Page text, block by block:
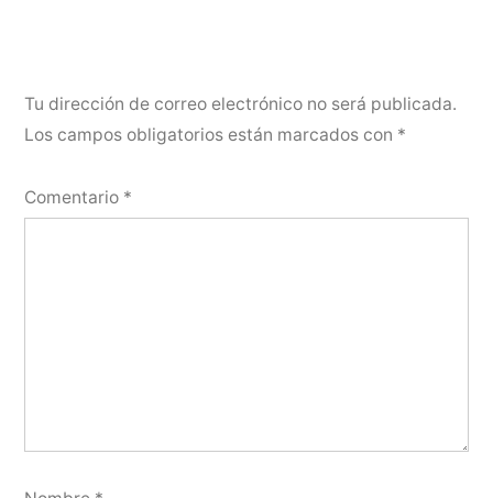
Tu dirección de correo electrónico no será publicada.
Los campos obligatorios están marcados con *
Comentario *